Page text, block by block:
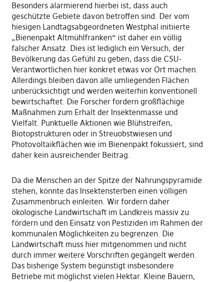
Besonders alarmierend hierbei ist, dass auch
geschützte Gebiete davon betroffen sind. Der vom
hiesigen Landtagsabgeordneten Westphal initiierte
„Bienenpakt Altmühlfranken“ ist daher ein völlig
falscher Ansatz. Dies ist lediglich ein Versuch, der
Bevölkerung das Gefühl zu geben, dass die CSU-
Verantwortlichen hier konkret etwas vor Ort machen.
Allerdings bleiben davon alle umliegenden Flächen
unberücksichtigt und werden weiterhin konventionell
bewirtschaftet. Die Forscher fordern großflächige
Maßnahmen zum Erhalt der Insektenmasse und
Vielfalt. Punktuelle Aktionen wie Blühstreifen,
Biotopstrukturen oder in Streuobstwiesen und
Photovoltaikflächen wie im Bienenpakt fokussiert, sind
daher kein ausreichender Beitrag.
Da die Menschen an der Spitze der Nahrungspyramide
stehen, könnte das Insektensterben einen völligen
Zusammenbruch einleiten. Wir fordern daher
ökologische Landwirtschaft im Landkreis massiv zu
fördern und den Einsatz von Pestiziden im Rahmen der
kommunalen Möglichkeiten zu begrenzen. Die
Landwirtschaft muss hier mitgenommen und nicht
durch immer weitere Vorschriften gegängelt werden.
Das bisherige System begünstigt insbesondere
Betriebe mit möglichst vielen Hektar. Kleine Bauern,